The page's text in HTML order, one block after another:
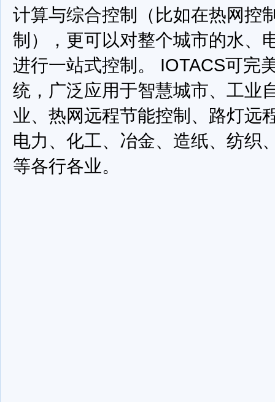
计算与综合控制（比如在热网控
制），更可以对整个城市的水、
进行一站式控制。
IOTACS可完
统，广泛应用于智慧城市、工业
业、热网远程节能控制、路灯远
电力、化工、冶金、造纸、纺织
等各行各业。